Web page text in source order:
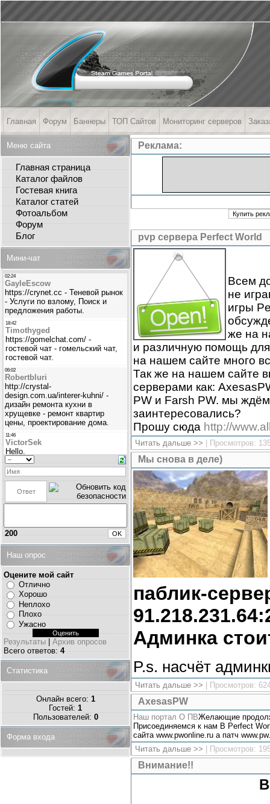
Главная Форум Баннеры ТОП Сайтов Мониторинг серверов
Меню сайта
Главная страница
Каталог файлов
Гостевая книга
Каталог статей
Фотоальбом
Форум
Блог
Мини-чат
200
Наш опрос
Оцените мой сайт
Отлично
Хорошо
Неплохо
Плохо
Ужасно
Результаты
Архив опросов
Всего ответов: 4
Статистика
Онлайн всего: 1
Гостей: 1
Пользователей: 0
Форма входа
Реклама:
pvp сервера Perfect World
Всем
не
игры
же на
и различную помощь
на нашем сайте много
Так же на нашем сайте
серверами как:
PW и Farsh PW. мы
заинтересовались?
Прошу сюда http://
Читать дальше >> | Просмотров:
Мы снова в деле)
паблик-
Админка
P.s. насчёт
Читать дальше >> | Просмотров:
AxesasPW
Наш портал О ПВЖелающие
Присоединяемся к нам В Perfect
сайта www.pwonline.ru а патч
Читать дальше >> | Просмотров:
Внимание!!